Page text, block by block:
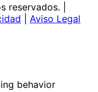
reservados. |
Aviso Legal
behavior